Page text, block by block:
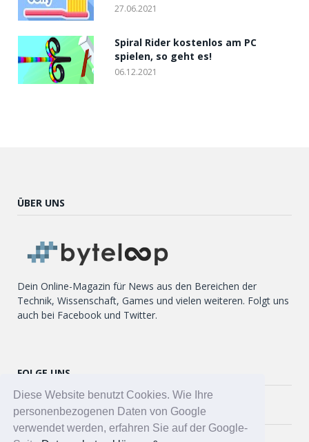
Diese Website benutzt Cookies. Wie Ihre
personenbezogenen Daten von Google
verwendet werden, erfahren Sie auf der Google-
27.06.2021
Spiral Rider kostenlos am PC
spielen, so geht es!
06.12.2021
ÜBER UNS
Dein Online-Magazin für News aus den Bereichen der
Technik, Wissenschaft, Games und vielen weiteren. Folgt uns
auch bei Facebook und Twitter.
FOLGE UNS
Twitter
Facebook